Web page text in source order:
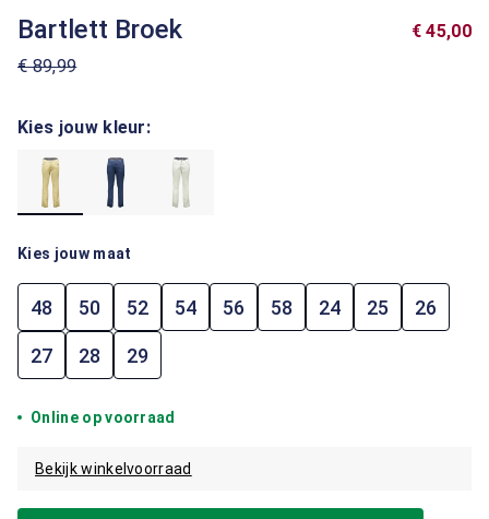
Bartlett Broek
€ 89,99
€ 45,00
Kies jouw kleur:
Kies jouw maat
48 50 52 54 56 58 24 25 26
27 28 29
Online op voorraad
Bekijk winkelvoorraad